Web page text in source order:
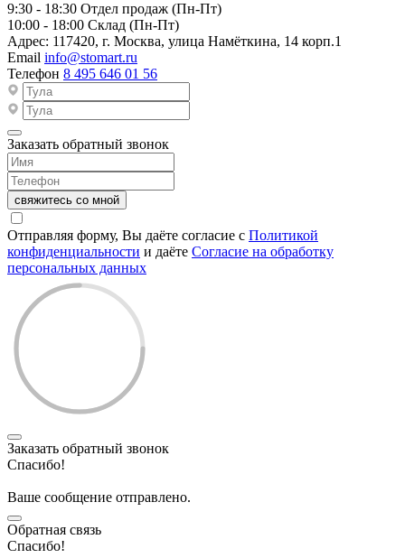
9:30 - 18:30 Отдел продаж (Пн-Пт)
10:00 - 18:00 Склад (Пн-Пт)
Адрес: 117420, г. Москва, улица Намёткина, 14 корп.1
Email info@stomart.ru
Телефон 8 495 646 01 56
Заказать обратный звонок
свяжитесь со мной
Отправляя форму, Вы даёте согласие с Политикой
конфиденциальности и даёте Согласие на обработку
персональных данных
Заказать обратный звонок
Спасибо!
Ваше сообщение отправлено.
Обратная связь
Спасибо!